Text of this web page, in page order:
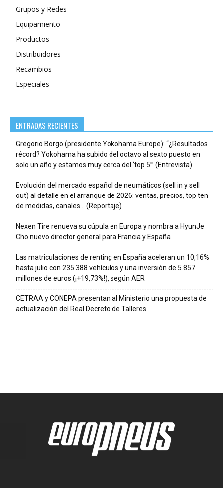
Grupos y Redes
Equipamiento
Productos
Distribuidores
Recambios
Especiales
ENTRADAS RECIENTES
Gregorio Borgo (presidente Yokohama Europe): “¿Resultados
récord? Yokohama ha subido del octavo al sexto puesto en
solo un año y estamos muy cerca del ‘top 5’” (Entrevista)
Evolución del mercado español de neumáticos (sell in y sell
out) al detalle en el arranque de 2026: ventas, precios, top ten
de medidas, canales… (Reportaje)
Nexen Tire renueva su cúpula en Europa y nombra a HyunJe
Cho nuevo director general para Francia y España
Las matriculaciones de renting en España aceleran un 10,16%
hasta julio con 235.388 vehículos y una inversión de 5.857
millones de euros (¡+19,73%!), según AER
CETRAA y CONEPA presentan al Ministerio una propuesta de
actualización del Real Decreto de Talleres